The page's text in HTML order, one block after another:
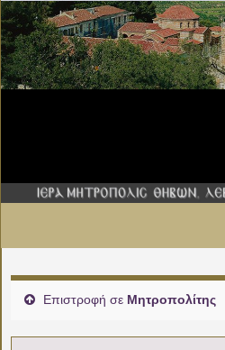
Επιστροφή σε Μητροπολίτης